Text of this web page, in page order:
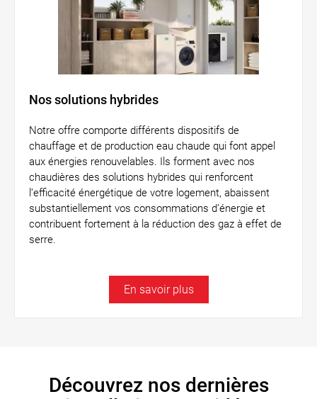
Nos solutions hybrides
Notre offre comporte différents dispositifs de
chauffage et de production eau chaude qui font appel
aux énergies renouvelables. Ils forment avec nos
chaudières des solutions hybrides qui renforcent
l’efficacité énergétique de votre logement, abaissent
substantiellement vos consommations d’énergie et
contribuent fortement à la réduction des gaz à effet de
serre.
En savoir plus
Découvrez nos dernières